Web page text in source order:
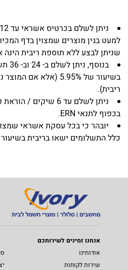
למעט בגין מוצרים שמצוין בדף
שניתן לבצע ללא תוספת ריבית
ריבית).
ניתן לשלם עד 6
בכפוף לתנאי ERN.
יובהר כי בכל עסקת אשראי
כלל התשלומים ישאו בריבית בשיעור של
אנחנו זמינים לשירותכם
אודותינו
שירות לקוחות